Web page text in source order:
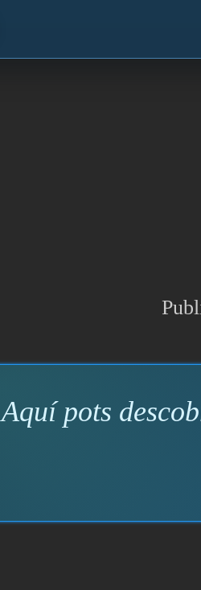
Aquí pots